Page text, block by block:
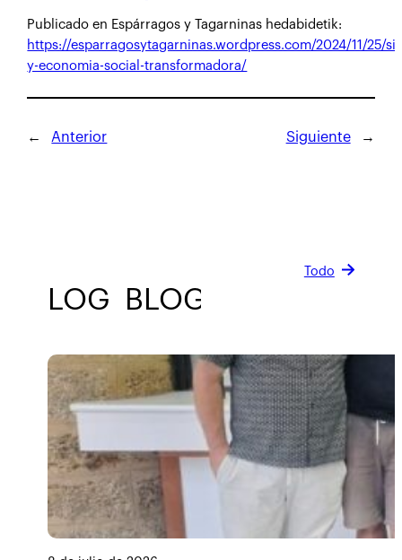
Publicado en Espárragos y Tagarninas hedabidetik:
https://esparragosytagarninas.wordpress.com/2024/11/25/
y-economia-social-transformadora/
← Anterior Siguiente →
BLOG BLOG
Todo